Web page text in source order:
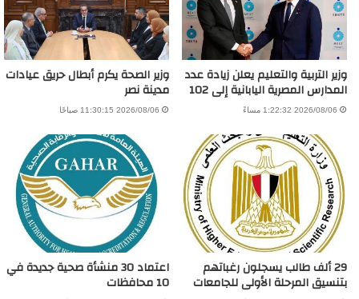
وزير التربية والتعليم يعلن زيادة عدد
المدارس المصرية اليابانية إلى 102
2026/08/06 1:22:32 مساءً
وزير الصحة يكرم أبطال حريق عيادات
مدينة نصر
2026/08/06 11:30:15 صباحًا
29 ألف طالب يسجلون رغباتهم
بتنسيق المرحلة الأولى للجامعات
اعتماد 30 منشأة صحية جديدة في
10 محافظات